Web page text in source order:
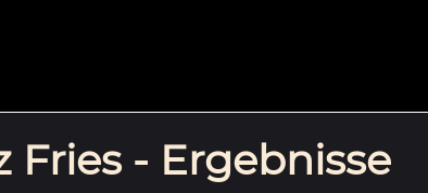
- Ergebnisse